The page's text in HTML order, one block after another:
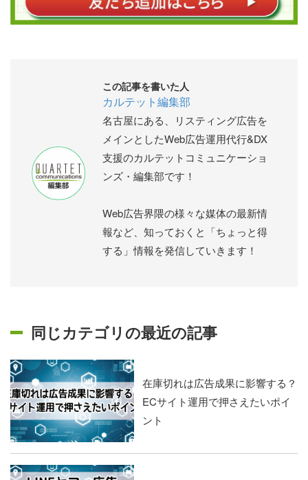
この記事を書いた人
カルテット編集部
名古屋にある、リスティング広告を
メインとしたWeb広告運用代行&DX
支援のカルテットコミュニケーショ
ンズ・編集部です！
Web広告界隈の様々な媒体の最新情
報など、知っておくと「ちょっと得
する」情報を発信していきます！
同じカテゴリの最近の記事
在庫切れは広告成果に影響する？
ECサイト運用で押さえたいポイ
ント